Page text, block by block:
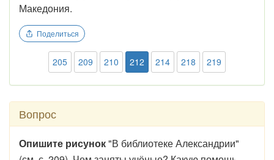
Македония.
Поделиться
205 209 210 212 214 218 219
Вопрос
Опишите рисунок"В библиотеке Александрии"